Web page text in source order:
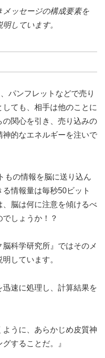
ッセージの構成要素を
しています。
パンフレットなどで売り
ても、相手は他のことに
関心を引き、売り込みの
神的なエネルギーを注いで
もの情報を脳に送り込ん
情報量は毎秒50ビット
脳は何に注意を傾けるべ
しょうか！？
科学研究所』ではそのメ
しています。
迅速に処理し、計算結果を
ように、あらかじめ皮質神
することだ。』